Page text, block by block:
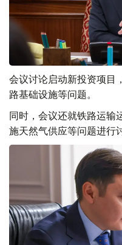
会议讨论启动新投资项目
路基础设施等问题。
同时，会议还就铁路运输
施天然气供应等问题进行